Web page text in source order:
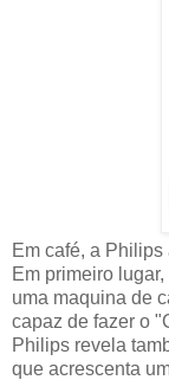
Em café, a
Em primeiro
uma maquina de
capaz de fazer o
Philips revela
que acrescenta